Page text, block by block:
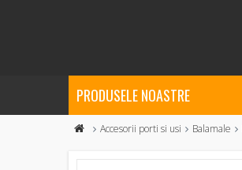
PRODUSELE NOASTRE
Accesorii porti si usi Balamale